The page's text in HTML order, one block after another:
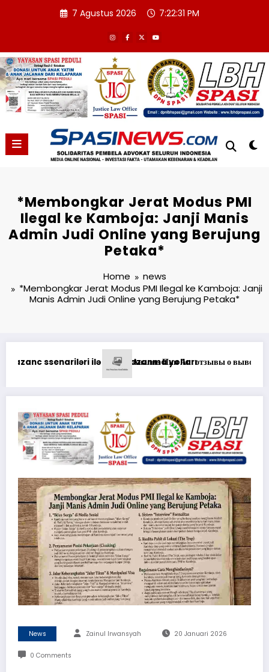
7 Agustus 2026 7:22:32 PM
*Membongkar Jerat Modus PMI
Ilegal ke Kamboja: Janji Manis
Admin Judi Online yang Berujung
Petaka*
Home
news
*Membongkar Jerat Modus PMI Ilegal ke Kamboja: Janji
Manis Admin Judi Online yang Berujung Petaka*
казино Pinco Online Casino: Oyunçuların Müştəri
News Zainul Irwansyah 20 Januari 2026
0 Comments